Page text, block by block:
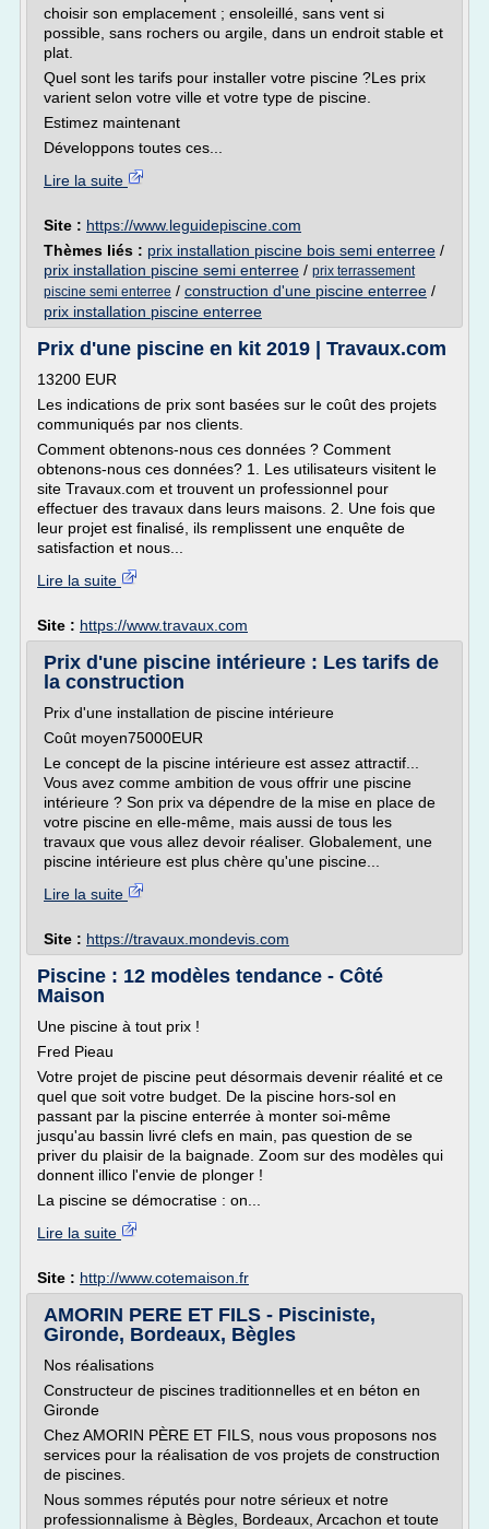
choisir son emplacement ; ensoleillé, sans vent si
possible, sans rochers ou argile, dans un endroit stable et
plat.
Quel sont les tarifs pour installer votre piscine ?Les prix
varient selon votre ville et votre type de piscine.
Estimez maintenant
Développons toutes ces...
Lire la suite
Site : https://www.leguidepiscine.com
Thèmes liés : prix installation piscine bois semi enterree /
prix installation piscine semi enterree / prix terrassement
piscine semi enterree / construction d'une piscine enterree /
prix installation piscine enterree
Prix d'une piscine en kit 2019 | Travaux.com
13200 EUR
Les indications de prix sont basées sur le coût des projets
communiqués par nos clients.
Comment obtenons-nous ces données ? Comment
obtenons-nous ces données? 1. Les utilisateurs visitent le
site Travaux.com et trouvent un professionnel pour
effectuer des travaux dans leurs maisons. 2. Une fois que
leur projet est finalisé, ils remplissent une enquête de
satisfaction et nous...
Lire la suite
Site : https://www.travaux.com
Prix d'une piscine intérieure : Les tarifs de
la construction
Prix d'une installation de piscine intérieure
Coût moyen75000EUR
Le concept de la piscine intérieure est assez attractif...
Vous avez comme ambition de vous offrir une piscine
intérieure ? Son prix va dépendre de la mise en place de
votre piscine en elle-même, mais aussi de tous les
travaux que vous allez devoir réaliser. Globalement, une
piscine intérieure est plus chère qu'une piscine...
Lire la suite
Site : https://travaux.mondevis.com
Piscine : 12 modèles tendance - Côté
Maison
Une piscine à tout prix !
Fred Pieau
Votre projet de piscine peut désormais devenir réalité et ce
quel que soit votre budget. De la piscine hors-sol en
passant par la piscine enterrée à monter soi-même
jusqu'au bassin livré clefs en main, pas question de se
priver du plaisir de la baignade. Zoom sur des modèles qui
donnent illico l'envie de plonger !
La piscine se démocratise : on...
Lire la suite
Site : http://www.cotemaison.fr
AMORIN PERE ET FILS - Pisciniste,
Gironde, Bordeaux, Bègles
Nos réalisations
Constructeur de piscines traditionnelles et en béton en
Gironde
Chez AMORIN PÈRE ET FILS, nous vous proposons nos
services pour la réalisation de vos projets de construction
de piscines.
Nous sommes réputés pour notre sérieux et notre
professionnalisme à Bègles, Bordeaux, Arcachon et toute